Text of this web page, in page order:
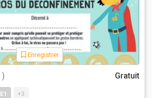
Enregistrer
Gratuit
+3